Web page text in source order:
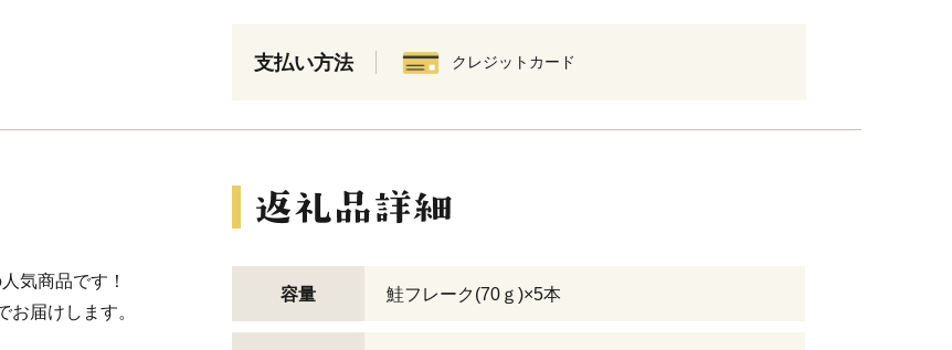
支払い方法 クレジットカード
気商品です！
届けします。
容量 鮭フレーク(70ｇ)×5本